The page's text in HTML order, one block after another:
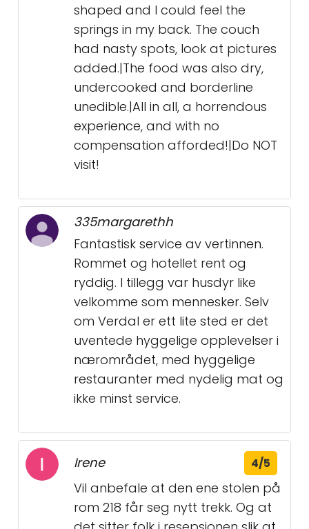
shaped and I could feel the
springs in my back. The couch
had nasty spots, look at pictures
added.|The food was also dry,
undercooked and borderline
unedible.|All in all, a horrendous
experience, and with no
compensation afforded!|Do NOT
visit!
335margarethh
Fantastisk service av vertinnen.
Rommet og hotellet rent og
ryddig. I tillegg var husdyr like
velkomme som mennesker. Selv
om Verdal er ett lite sted er det
uventede hyggelige opplevelser i
nærområdet, med hyggelige
restauranter med nydelig mat og
ikke minst service.
Irene 4/5
Vil anbefale at den ene stolen på
rom 218 får seg nytt trekk. Og at